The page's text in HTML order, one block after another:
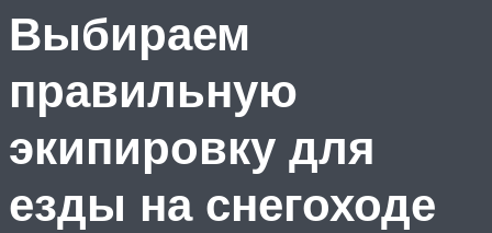
Выбираем
правильную
экипировку для
езды на снегоходе